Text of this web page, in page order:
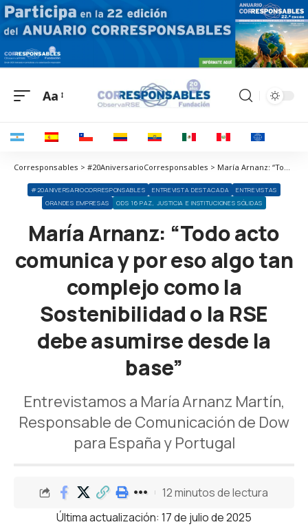
Aa
Corresponsables > #20AniversarioCorresponsables > María Arnanz: “Todo acto comunica y por eso algo tan complejo como la Sostenibilidad o la RSE debe asumirse desde la base”
#20ANIVERSARIOCORRESPONSABLES ENTREVISTA DESTACADA
ENTREVISTAS
GRANDES EMPRESAS
ODS 16 PAZ, JUSTICIA E INSTITUCIONES SÓLIDAS
María Arnanz: “Todo acto
comunica y por eso algo tan
complejo como la
Sostenibilidad o la RSE
debe asumirse desde la
base”
Entrevistamos a María Arnanz Martín,
Responsable de Comunicación de Dow
para España y Portugal
Última actualización: 17 de julio de 2025
12 minutos de lectura